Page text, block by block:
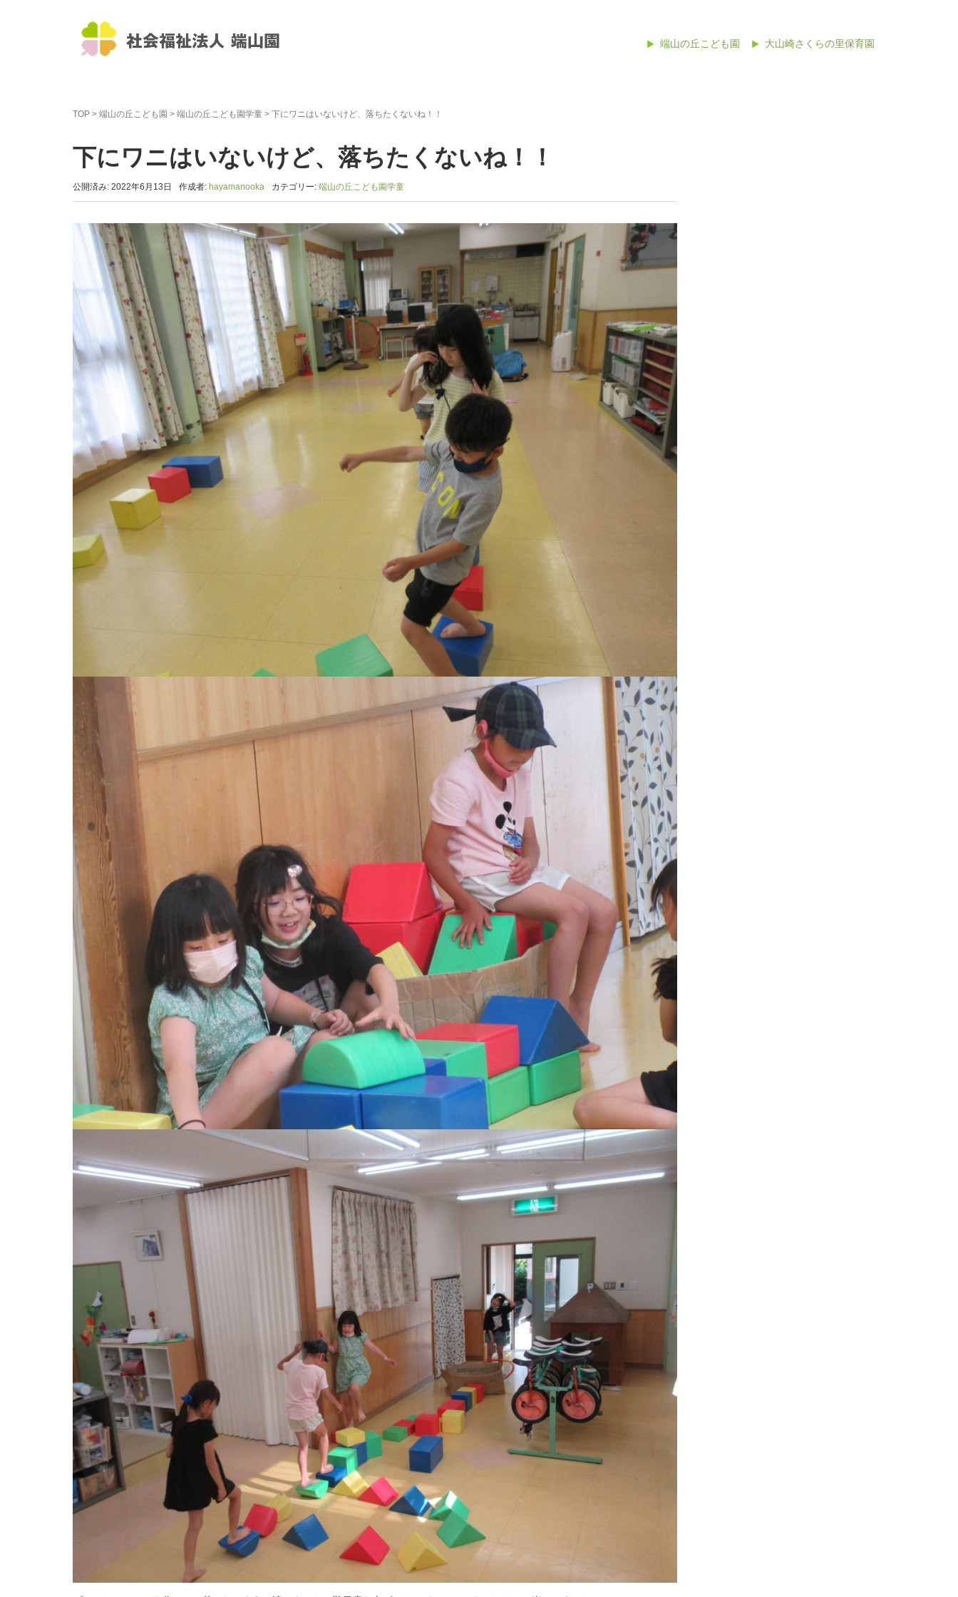
端山の丘こども園 大山崎さくらの里保育園
TOP > 端山の丘こども園 > 端山の丘こども園学童 > 下にワニはいないけど、落ちたくないね！！
下にワニはいないけど、落ちたくないね！！
公開済み: 2022年6月13日 作成者: hayamanooka カテゴリー: 端山の丘こども園学童